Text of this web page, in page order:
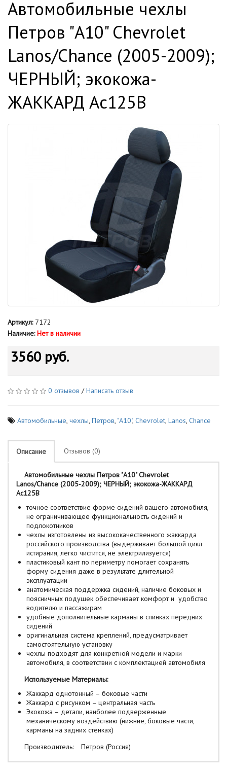
Автомобильные чехлы
Петров "А10" Chevrolet
Lanos/Chance (2005-2009);
ЧЕРНЫЙ; экокожа-
ЖАККАРД Ac125B
Артикул:7172
Наличие: Нет в наличии
3560 руб.
0 отзывов /Написать отзыв
Автомобильные, чехлы, Петров, "А10", Chevrolet, Lanos, Chance
Описание Отзывов (0)
Автомобильные чехлы Петров "А10" Chevrolet
Lanos/Chance (2005-2009); ЧЕРНЫЙ; экокожа-ЖАККАРД
Ac125B
точное соответствие форме сидений вашего автомобиля,
не ограничивающее функциональность сидений и
подлокотников
чехлы изготовлены из высококачественного жаккарда
российского производства (выдерживает большой цикл
истирания, легко чистится, не электрилизуется)
пластиковый кант по периметру помогает сохранять
форму сидения даже в результате длительной
эксплуатации
анатомическая поддержка сидений, наличие боковых и
поясничных подушек обеспечивает комфорт и удобство
водителю и пассажирам
удобные дополнительные карманы в спинках передних
сидений
оригинальная система креплений, предусматривает
самостоятельную установку
чехлы подходят для конкретной модели и марки
автомобиля, в соответствии с комплектацией автомобиля
Используемые Материалы:
Жаккард однотонный – боковые части
Жаккард с рисунком – центральная часть
Экокожа – детали, наиболее подверженные
механическому воздействию (нижние, боковые части,
карманы на задних стенках)
Производитель:
Петров (Россия)